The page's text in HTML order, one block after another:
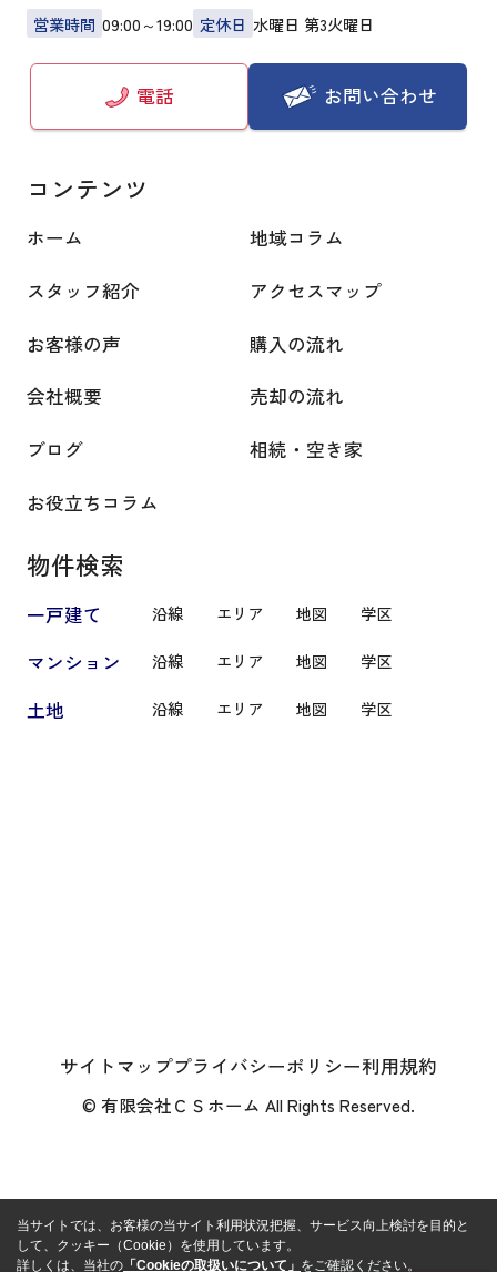
営業時間 09:00～19:00 定休日 水曜日 第3火曜日
電話 お問い合わせ
コンテンツ
ホーム
地域コラム
スタッフ紹介
アクセスマップ
お客様の声
購入の流れ
会社概要
売却の流れ
ブログ
相続・空き家
お役立ちコラム
物件検索
一戸建て 沿線 エリア 地図 学区
マンション 沿線 エリア 地図 学区
土地 沿線 エリア 地図 学区
サイトマッププライバシーポリシー利用規約
© 有限会社ＣＳホーム All Rights Reserved.
当サイトでは、お客様の当サイト利用状況把握、サービス向上検討を目的と
して、クッキー（Cookie）を使用しています。
詳しくは、当社の 「Cookieの取扱いについて」 をご確認ください。